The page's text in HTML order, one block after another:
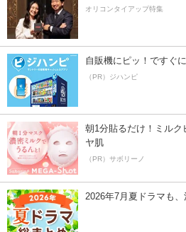
オリコンタイアップ特集
自販機にピッ！ですぐ
（PR）ジハンピ
朝1分貼るだけ！ミル
ヤ肌
（PR）サボリーノ
2026年7月夏ドラマも